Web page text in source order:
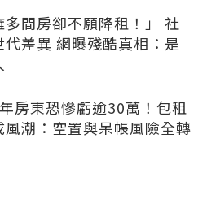
多間房卻不願降租！」 社
代差異 網曝殘酷真相：是
房東恐慘虧逾30萬！包租
風潮：空置與呆帳風險全轉